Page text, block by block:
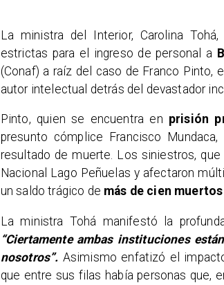
La ministra del Interior, Carolina
estrictas para el ingreso de personal a
(Conaf) a raíz del caso de Franco Pinto,
autor intelectual detrás del devastador
Pinto, quien se encuentra en prisión
presunto cómplice Francisco
resultado de muerte. Los siniestros,
Nacional Lago Peñuelas y afectaron
un saldo trágico de más de cien muertos
La ministra Tohá manifestó la
“Ciertamente ambas instituciones
nosotros”. Asimismo enfatizó el
que entre sus filas había personas que,